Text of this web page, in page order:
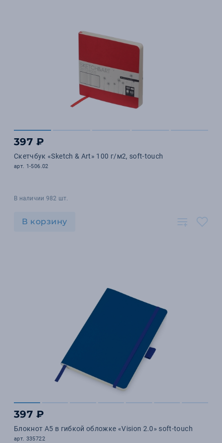
397 ₽
Скетчбук «Sketch & Art» 100 г/м2, soft-touch
арт. 1-506.02
В наличии 982 шт.
В корзину
397 ₽
Блокнот А5 в гибкой обложке «Vision 2.0» soft-touch
арт. 335722